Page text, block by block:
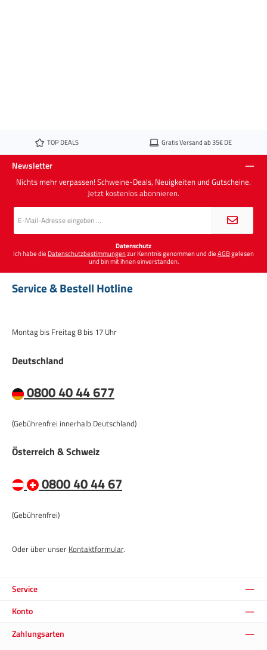
TOP DEALS Gratis Versand ab 35€ DE
Newsletter
Nichts mehr verpassen! Schweine-Deals, Neuigkeiten und Gutscheine.
Jetzt kostenlos abonnieren.
E-
Mail-
*
Datenschutz
Ich habe die Datenschutzbestimmungenzur Kenntnis genommen und dieAGBgelesen
und bin mit ihnen einverstanden.
Service & Bestell Hotline
Montag bis Freitag 8 bis 17 Uhr
Deutschland
0800 40 44 677
(Gebührenfrei innerhalb Deutschland)
Österreich & Schweiz
0800 40 44 67
(Gebührenfrei)
Oder über unser Kontaktformular.
Service
Konto
Zahlungsarten